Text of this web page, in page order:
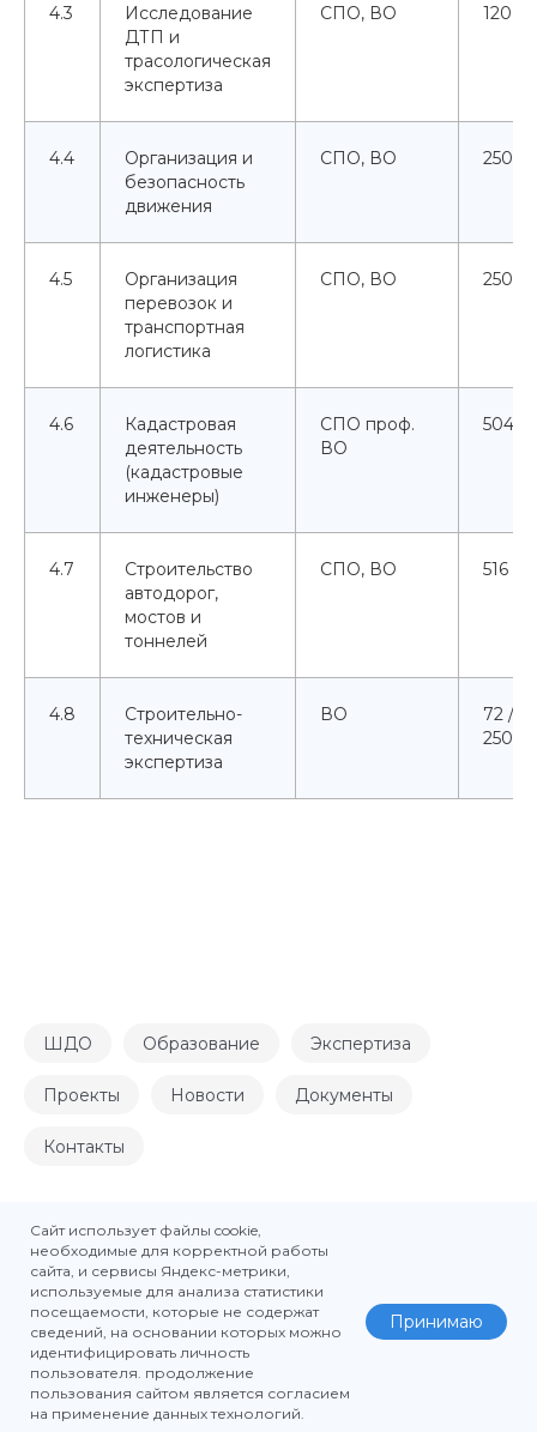
4.3
Исследование
ДТП и
трасологическая
экспертиза
СПО, ВО 120
4.4
Организация и
безопасность
движения
СПО, ВО 250
4.5
Организация
перевозок и
транспортная
логистика
СПО, ВО 250
4.6
Кадастровая
деятельность
(кадастровые
инженеры)
СПО проф.
ВО
504
4.7
Строительство
автодорог,
мостов и
тоннелей
СПО, ВО 516
4.8
Строительно-
техническая
экспертиза
ВО
72 /
250
ШДО Образование Экспертиза
Проекты Новости Документы
Контакты
2025 © Школа делового образования ТПП ЧР
Политика конфиденциальности персональных данных
пользователей сайта
Политика в отношении обработки персональных
данных
Сайт использует файлы cookie,
необходимые для корректной работы
сайта, и сервисы Яндекс-метрики,
используемые для анализа статистики
посещаемости, которые не содержат
сведений, на основании которых можно
идентифицировать личность
пользователя. продолжение
пользования сайтом является согласием
на применение данных технологий.
Принимаю